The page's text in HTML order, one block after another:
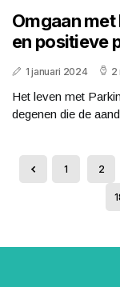
Omgaan
en positieve
1 januari 2024 2
Het leven met
degenen die de
1 2